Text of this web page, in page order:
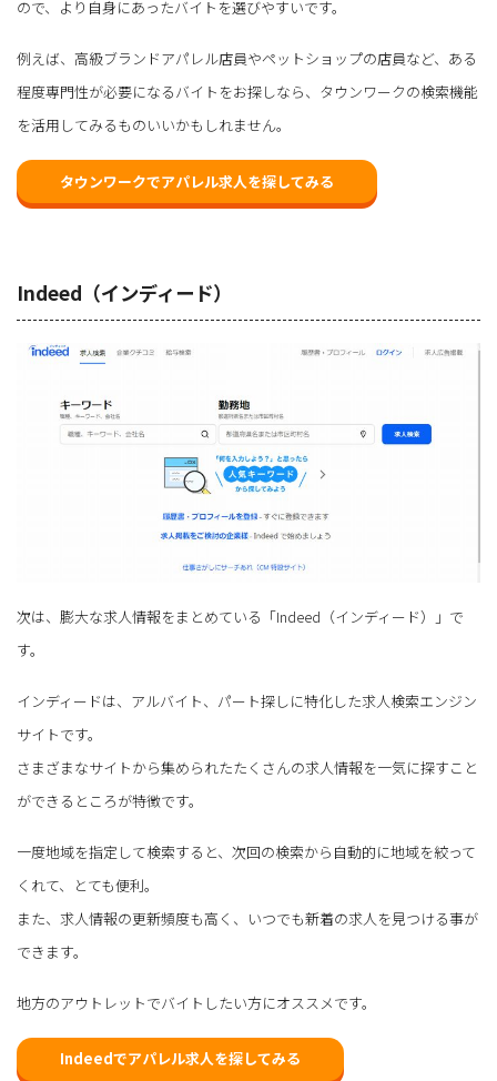
ので、より自身にあったバイトを選びやすいです。
例えば、高級ブランドアパレル店員やペットショップの店員など、ある
程度専門性が必要になるバイトをお探しなら、タウンワークの検索機能
を活用してみるものいいかもしれません。
タウンワークでアパレル求人を探してみる
Indeed（インディード）
次は、膨大な求人情報をまとめている「Indeed（インディード）」で
す。
インディードは、アルバイト、パート探しに特化した求人検索エンジン
サイトです。
さまざまなサイトから集められたたくさんの求人情報を一気に探すこと
ができるところが特徴です。
一度地域を指定して検索すると、次回の検索から自動的に地域を絞って
くれて、とても便利。
また、求人情報の更新頻度も高く、いつでも新着の求人を見つける事が
できます。
地方のアウトレットでバイトしたい方にオススメです。
Indeedでアパレル求人を探してみる